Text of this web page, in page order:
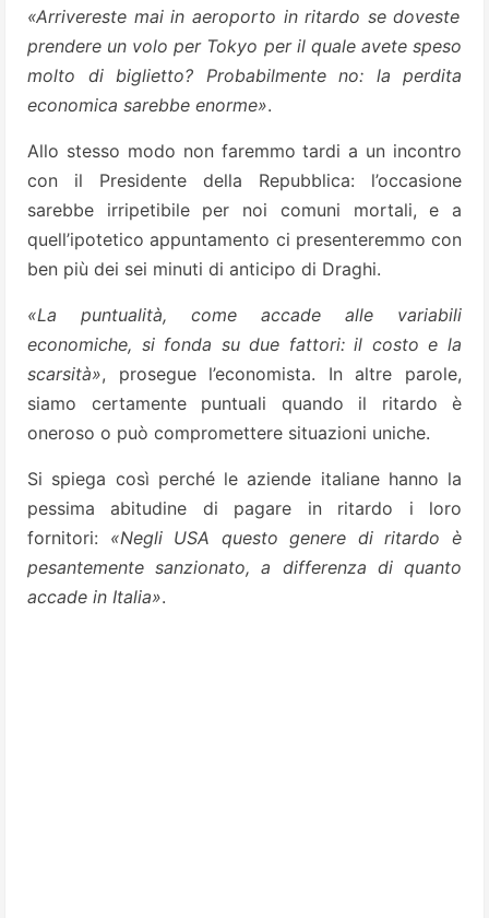
«Arrivereste mai in aeroporto in ritardo se doveste
prendere un volo per Tokyo per il quale avete speso
molto di biglietto? Probabilmente no: la perdita
economica sarebbe enorme».
Allo stesso modo non faremmo tardi a un incontro
con il Presidente della Repubblica: l’occasione
sarebbe irripetibile per noi comuni mortali, e a
quell’ipotetico appuntamento ci presenteremmo con
ben più dei sei minuti di anticipo di Draghi.
«La puntualità, come accade alle variabili
economiche, si fonda su due fattori: il costo e la
scarsità», prosegue l’economista. In altre parole,
siamo certamente puntuali quando il ritardo è
oneroso o può compromettere situazioni uniche.
Si spiega così perché le aziende italiane hanno la
pessima abitudine di pagare in ritardo i loro
fornitori: «Negli USA questo genere di ritardo è
pesantemente sanzionato, a differenza di quanto
accade in Italia».